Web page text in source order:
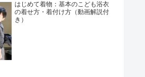
はじめて着物：基本のこども浴衣
の着せ方・着付け方（動画解説付
き）